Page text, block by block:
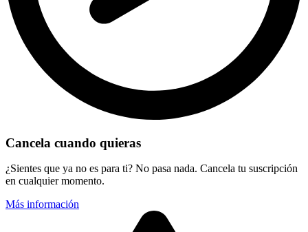
Cancela cuando quieras
¿Sientes que ya no es para ti? No pasa nada. Cancela tu suscripción
en cualquier momento.
Más información